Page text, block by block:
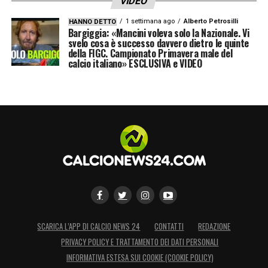
odierno è inequivocabile: il Napoli e Beukema
proseguiranno il loro cammino sportivo
fianco a fianco per riportare il tricolore in
alto.
HANNO DETTO 1 settimana ago Alberto Petrosilli
Bargiggia: «Mancini voleva solo la Nazionale. Vi
svelo cosa è successo davvero dietro le quinte
della FIGC. Campionato Primavera male del
calcio italiano» ESCLUSIVA e VIDEO
SCARICA L’APP DI CALCIO NEWS 24 CONTATTI
REDAZIONE
PRIVACY POLICY E TRATTAMENTO DEI DATI PERSONALI
INFORMATIVA ESTESA SUI COOKIE (COOKIE POLICY)